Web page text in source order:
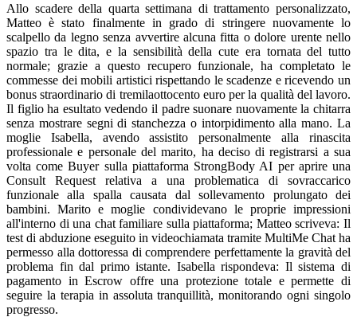
Allo scadere della quarta settimana di trattamento personalizzato,
Matteo è stato finalmente in grado di stringere nuovamente lo
scalpello da legno senza avvertire alcuna fitta o dolore urente nello
spazio tra le dita, e la sensibilità della cute era tornata del tutto
normale; grazie a questo recupero funzionale, ha completato le
commesse dei mobili artistici rispettando le scadenze e ricevendo un
bonus straordinario di tremilaottocento euro per la qualità del lavoro.
Il figlio ha esultato vedendo il padre suonare nuovamente la chitarra
senza mostrare segni di stanchezza o intorpidimento alla mano. La
moglie Isabella, avendo assistito personalmente alla rinascita
professionale e personale del marito, ha deciso di registrarsi a sua
volta come Buyer sulla piattaforma StrongBody AI per aprire una
Consult Request relativa a una problematica di sovraccarico
funzionale alla spalla causata dal sollevamento prolungato dei
bambini. Marito e moglie condividevano le proprie impressioni
all'interno di una chat familiare sulla piattaforma; Matteo scriveva: Il
test di abduzione eseguito in videochiamata tramite MultiMe Chat ha
permesso alla dottoressa di comprendere perfettamente la gravità del
problema fin dal primo istante. Isabella rispondeva: Il sistema di
pagamento in Escrow offre una protezione totale e permette di
seguire la terapia in assoluta tranquillità, monitorando ogni singolo
progresso.